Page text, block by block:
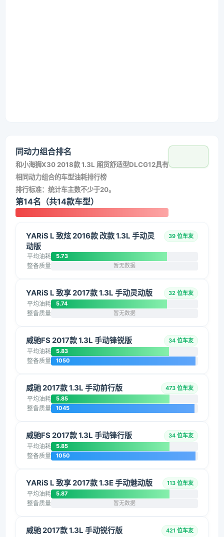
同动力组合排名
和小海狮X30 2018款 1.3L 厢货舒适型DLCG12具有
相同动力组合的车型油耗排行榜
排行标准：统计车主数不少于20。
第14名（共14款车型）
YARiS L 致炫 2016款 改款 1.3L 手动灵
动版
39 位车友
平均油耗 5.73
整备质量 暂无数据
YARiS L 致享 2017款 1.3L 手动灵动版 32 位车友
平均油耗 5.74
整备质量 暂无数据
威驰FS 2017款 1.3L 手动锋锐版 34 位车友
平均油耗 5.83
整备质量 1050
威驰 2017款 1.3L 手动前行版 473 位车友
平均油耗 5.85
整备质量 1045
威驰FS 2017款 1.3L 手动锋行版 34 位车友
平均油耗 5.85
整备质量 1050
YARiS L 致享 2017款 1.3E 手动魅动版 113 位车友
平均油耗 5.87
整备质量 暂无数据
威驰 2017款 1.3L 手动锐行版 421 位车友